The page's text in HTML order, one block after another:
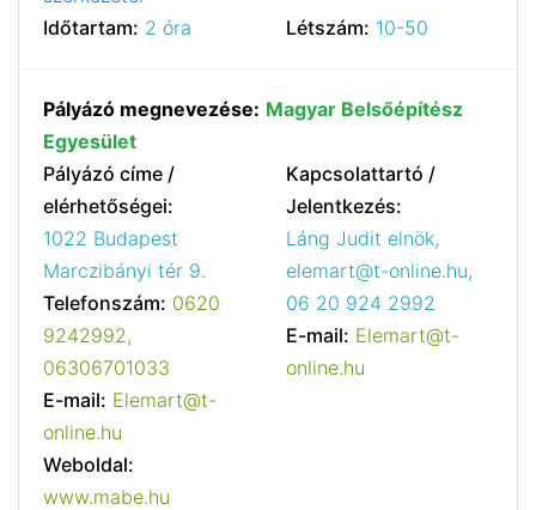
Időtartam: 2 óra Létszám: 10-50
Pályázó megnevezése: Magyar Belsőépítész
Egyesület
Pályázó címe /
elérhetőségei:
1022 Budapest
Marczibányi tér 9.
Telefonszám: 0620
9242992,
06306701033
E-mail: Elemart@t-
online.hu
Weboldal:
www.mabe.hu
Kapcsolattartó /
Jelentkezés:
Láng Judit elnök,
elemart@t-online.hu,
06 20 924 2992
E-mail: Elemart@t-
online.hu